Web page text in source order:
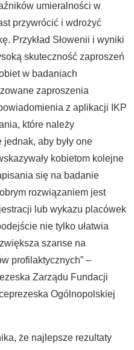
umieralności w
przywrócić i wdrożyć
Przykład Słowenii i wyniki
skuteczność zaproszeń
w badaniach
zaproszenia
z aplikacji IKP
które należy
jednak, aby były one
kobietom kolejne
się na badanie
rozwiązaniem jest
lub wykazu placówek
nie tylko ułatwia
szanse na
profilaktycznych” –
Zarządu Fundacji
Ogólnopolskiej
że najlepsze rezultaty